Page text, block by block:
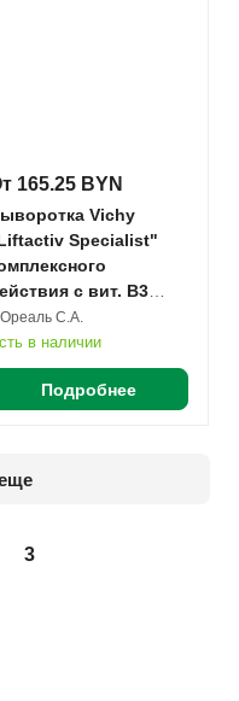
165.25 BYN
Vichy
Specialist"
с вит. В3
пигментации и
30мл №1
С.А.
в наличии
Подробнее
3